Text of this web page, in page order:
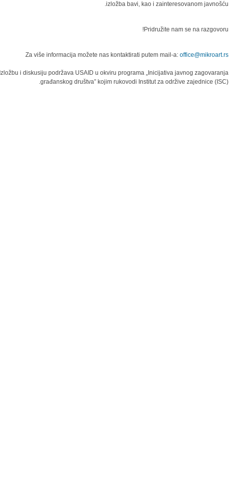
izložba bavi, kao i zainteresovanom javnošću.
Pridružite nam se na razgovoru!
Za više informacija možete nas kontaktirati putem mail-a: office@mikroart.rs
Izložbu i diskusiju podržava USAID u okviru programa „Inicijativa javnog zagovaranja
građanskog društva” kojim rukovodi Institut za održive zajednice (ISC).